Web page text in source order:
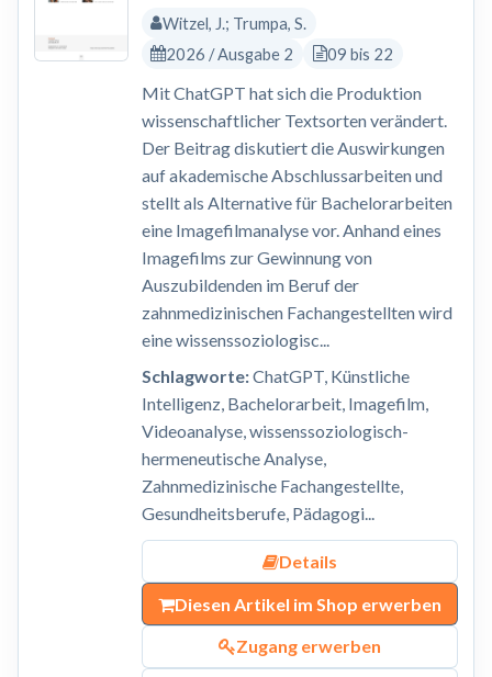
Witzel, J.; Trumpa, S.
2026 / Ausgabe 2
09 bis 22
Mit ChatGPT hat sich die Produktion
wissenschaftlicher Textsorten verändert.
Der Beitrag diskutiert die Auswirkungen
auf akademische Abschlussarbeiten und
stellt als Alternative für Bachelorarbeiten
eine Imagefilmanalyse vor. Anhand eines
Imagefilms zur Gewinnung von
Auszubildenden im Beruf der
zahnmedizinischen Fachangestellten wird
eine wissenssoziologisc...
Schlagworte:ChatGPT, Künstliche
Intelligenz, Bachelorarbeit, Imagefilm,
Videoanalyse, wissenssoziologisch-
hermeneutische Analyse,
Zahnmedizinische Fachangestellte,
Gesundheitsberufe, Pädagogi...
Details
Diesen Artikel im Shop erwerben
Zugang erwerben